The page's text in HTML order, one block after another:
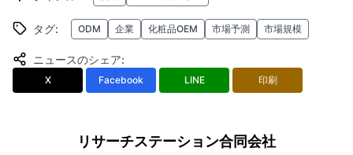
タグ: ODM 企業 化粧品OEM 市場予測 市場規模
ニュースのシェア:
X Facebook LINE 印刷
リサーチステーション合同会社